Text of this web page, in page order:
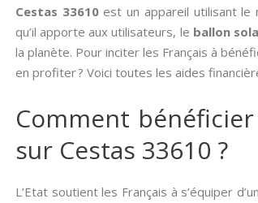
Cestas 33610est un appareil utilisant le
qu’il apporte aux utilisateurs, le ballon
la planète. Pour inciter les Français à
en profiter ? Voici toutes les aides
Comment bénéficier
sur Cestas 33610 ?
L’Etat soutient les Français à s’équiper d’un